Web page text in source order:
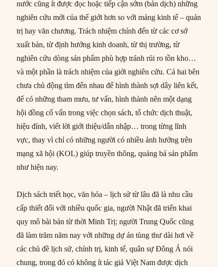
nước cũng ít được đọc hoặc tiếp cận sớm (bản dịch) những
nghiên cứu mới của thế giới hơn so với mảng kinh tế – quản
trị hay văn chương. Trách nhiệm chính đến từ các cơ sở
xuất bản, từ định hướng kinh doanh, từ thị trường, từ
nghiên cứu dòng sản phẩm phù hợp tránh rủi ro tồn kho…
và một phần là trách nhiệm của giới nghiên cứu. Cả hai bên
chưa chủ động tìm đến nhau để hình thành sợi dây liên kết,
để có những tham mưu, tư vấn, hình thành nên một dạng
hội đồng cố vấn trong việc chọn sách, tổ chức dịch thuật,
hiệu đính, viết lời giới thiệu/dẫn nhập… trong từng lĩnh
vực, thay vì chỉ có những người có nhiều ảnh hưởng trên
mạng xã hội (KOL) giúp truyền thông, quảng bá sản phẩm
như hiện nay.
Dịch sách triết học, văn hóa – lịch sử từ lâu đã là nhu cầu
cấp thiết đối với nhiều quốc gia, người Nhật đã triển khai
quy mô bài bản từ thời Minh Trị; người Trung Quốc cũng
đã làm trăm năm nay với những dự án tùng thư dài hơi về
các chủ đề lịch sử, chính trị, kinh tế, quân sự Đông Á nói
chung, trong đó có không ít tác giả Việt Nam được dịch